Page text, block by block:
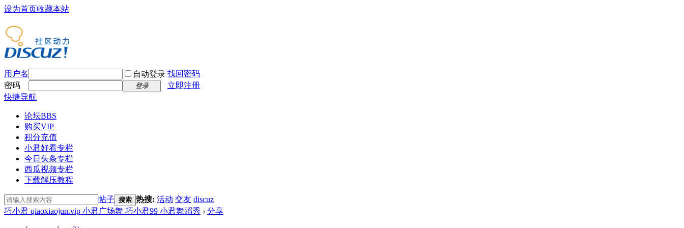
设为首页收藏本站
用户名 自动登录 找回密码
密码
登录
立即注册
快捷导航
论坛BBS
购买VIP
积分充值
小君好看专栏
今日头条专栏
西瓜视频专栏
下载解压教程
帖子 搜索 热搜: 活动 交友 discuz
巧小君 qiaoxiaojun.vip 小君广场舞 巧小君99 小君舞蹈秀 › 分享